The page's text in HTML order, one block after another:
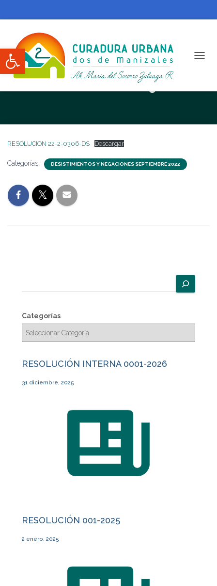
Abrir barra de herramientas
RESOLUCION 22-2-0306-DS
RESOLUCION 22-2-0306-DS Descargar
Categorías: DESISTIMIENTOS Y NEGACIONES SEPTIEMBRE 2022
u
c
a
Categorías
RESOLUCIÓN INTERNA 0001-2026
31 diciembre, 2025
RESOLUCIÓN 001-2025
2 enero, 2025